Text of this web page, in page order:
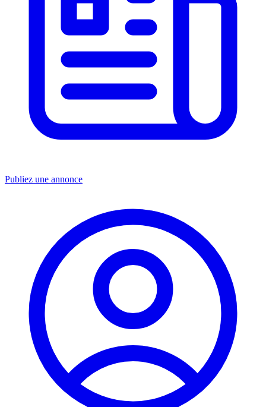
Publiez une annonce